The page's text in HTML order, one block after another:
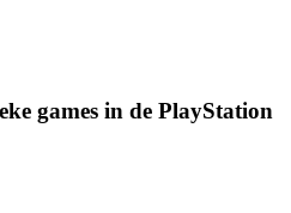
games in de PlayStation